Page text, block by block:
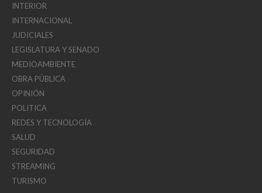
INTERIOR
INTERNACIONAL
JUDICIALES
LEGISLATURA Y SENADO
MEDIOAMBIENTE
OBRA PÚBLICA
OPINIÓN
POLITICA
REDES Y TECNOLOGÍA
SALUD
SEGURIDAD
STREAMING
TURISMO